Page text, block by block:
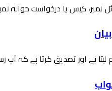
نمبر، کیس یا درخواست حوالہ
ہے اور تصدیق کرتا ہے کہ آپ